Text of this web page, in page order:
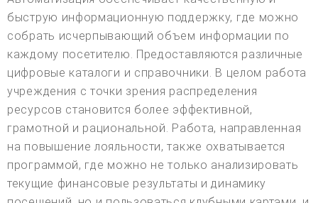
быструю информационную поддержку, где можно
собрать исчерпывающий объем информации по
каждому посетителю. Предоставляются различные
цифровые каталоги и справочники. В целом работа
учреждения с точки зрения распределения
ресурсов становится более эффективной,
грамотной и рациональной. Работа, направленная
на повышение лояльности, также охватывается
программой, где можно не только анализировать
текущие финансовые результаты и динамику